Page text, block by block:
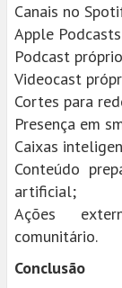
Canais no
Apple
Podcast
Videocast
Cortes para
Presença em
Caixas
Conteúdo
artificial;
Ações
comunitário.
Conclusão